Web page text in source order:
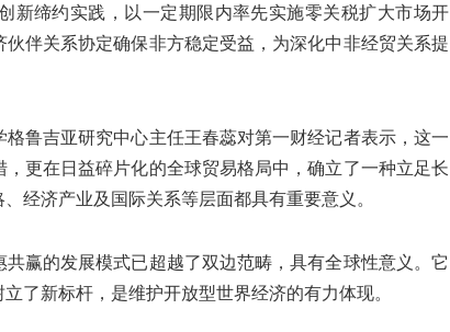
新缔约实践，以一定期限内率先实施零关税扩大市场开
伴关系协定确保非方稳定受益，为深化中非经贸关系提
鲁吉亚研究中心主任王春蕊对第一财经记者表示，这一
更在日益碎片化的全球贸易格局中，确立了一种立足长
经济产业及国际关系等层面都具有重要意义。
赢的发展模式已超越了双边范畴，具有全球性意义。它
了新标杆，是维护开放型世界经济的有力体现。